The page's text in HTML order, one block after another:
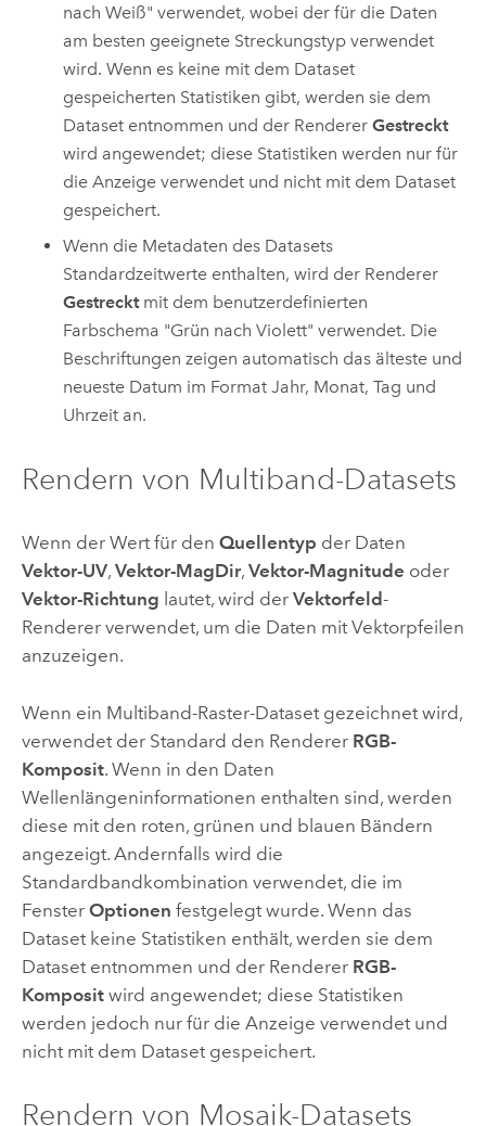
nach Weiß" verwendet, wobei der für die Daten
am besten geeignete Streckungstyp verwendet
wird. Wenn es keine mit dem Dataset
gespeicherten Statistiken gibt, werden sie dem
Dataset entnommen und der RendererGestreckt
wird angewendet; diese Statistiken werden nur für
die Anzeige verwendet und nicht mit dem Dataset
gespeichert.
Wenn die Metadaten des Datasets
Standardzeitwerte enthalten, wird der Renderer
Gestrecktmit dem benutzerdefinierten
Farbschema "Grün nach Violett" verwendet. Die
Beschriftungen zeigen automatisch das älteste und
neueste Datum im Format Jahr, Monat, Tag und
Uhrzeit an.
Rendern von Multiband-Datasets
Wenn der Wert für den Quellentyp der Daten
Vektor-UV, Vektor-MagDir, Vektor-Magnitude oder
Vektor-Richtung lautet, wird der Vektorfeld-
Renderer verwendet, um die Daten mit Vektorpfeilen
anzuzeigen.
Wenn ein Multiband-Raster-Dataset gezeichnet wird,
verwendet der Standard den Renderer RGB-
Komposit. Wenn in den Daten
Wellenlängeninformationen enthalten sind, werden
diese mit den roten, grünen und blauen Bändern
angezeigt. Andernfalls wird die
Standardbandkombination verwendet, die im
Fenster Optionen festgelegt wurde. Wenn das
Dataset keine Statistiken enthält, werden sie dem
Dataset entnommen und der Renderer RGB-
Kompositwird angewendet; diese Statistiken
werden jedoch nur für die Anzeige verwendet und
nicht mit dem Dataset gespeichert.
Rendern von Mosaik-Datasets